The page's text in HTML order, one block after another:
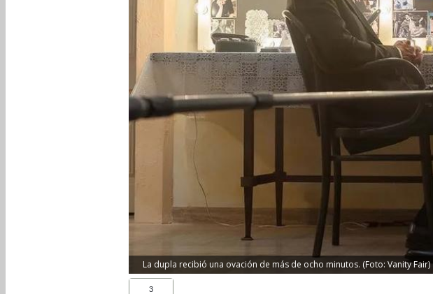
La dupla recibió una ovación de más de ocho minutos. (Foto: Vanity Fair)
3